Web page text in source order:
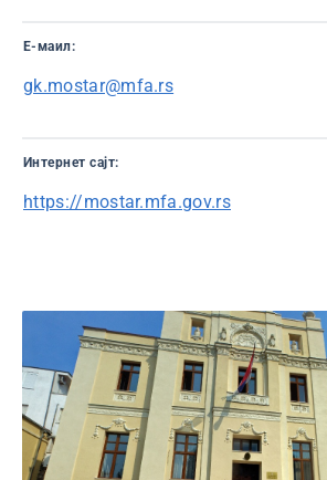
Е-маил:
gk.mostar@mfa.rs
Интернет сајт:
https://mostar.mfa.gov.rs